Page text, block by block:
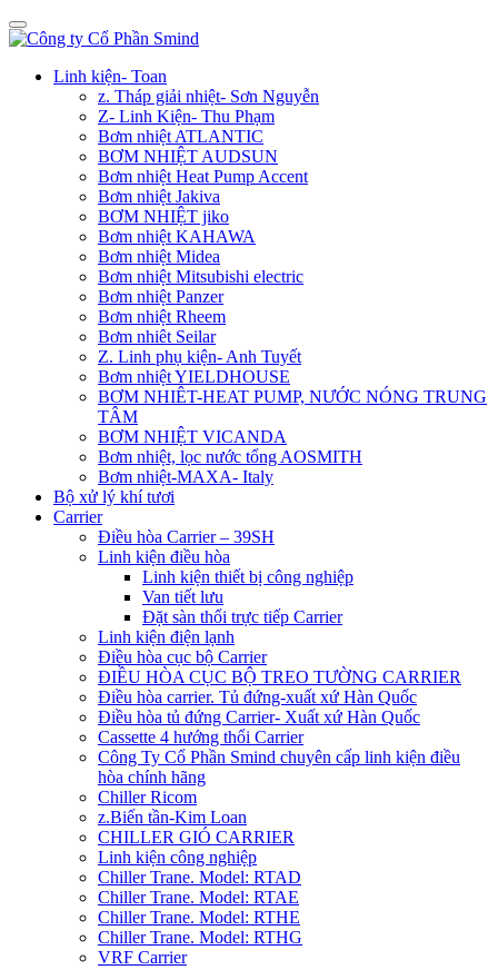
Linh kiện- Toan
z. Tháp giải nhiệt- Sơn Nguyễn
Z- Linh Kiện- Thu Phạm
Bơm nhiệt ATLANTIC
BƠM NHIỆT AUDSUN
Bơm nhiệt Heat Pump Accent
Bơm nhiệt Jakiva
BƠM NHIỆT jiko
Bơm nhiệt KAHAWA
Bơm nhiệt Midea
Bơm nhiệt Mitsubishi electric
Bơm nhiệt Panzer
Bơm nhiệt Rheem
Bơm nhiêt Seilar
Z. Linh phụ kiện- Anh Tuyết
Bơm nhiệt YIELDHOUSE
BƠM NHIÊT-HEAT PUMP, NƯỚC NÓNG TRUNG
TÂM
BƠM NHIỆT VICANDA
Bơm nhiệt, lọc nước tổng AOSMITH
Bơm nhiệt-MAXA- Italy
Bộ xử lý khí tươi
Carrier
Điều hòa Carrier – 39SH
Linh kiện điều hòa
Linh kiện thiết bị công nghiệp
Van tiết lưu
Đặt sàn thổi trực tiếp Carrier
Linh kiện điện lạnh
Điều hòa cục bộ Carrier
ĐIỀU HÒA CỤC BỘ TREO TƯỜNG CARRIER
Điều hòa carrier. Tủ đứng-xuất xứ Hàn Quốc
Điều hòa tủ đứng Carrier- Xuất xứ Hàn Quốc
Cassette 4 hướng thổi Carrier
Công Ty Cổ Phần Smind chuyên cấp linh kiện điều
hòa chính hãng
Chiller Ricom
z.Biến tần-Kim Loan
CHILLER GIÓ CARRIER
Linh kiện công nghiệp
Chiller Trane. Model: RTAD
Chiller Trane. Model: RTAE
Chiller Trane. Model: RTHE
Chiller Trane. Model: RTHG
VRF Carrier